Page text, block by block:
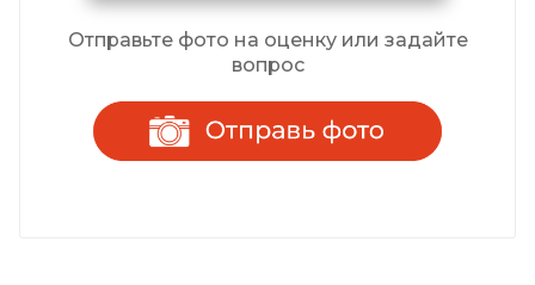
Отправьте фото на оценку или задайте
вопрос